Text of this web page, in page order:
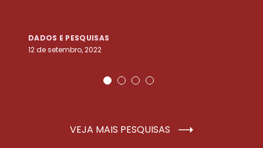
DADOS E PESQUISAS
12 de setembro, 2022
VEJA MAIS PESQUISAS